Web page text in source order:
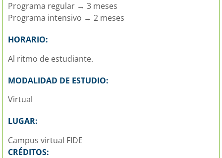
Programa regular → 3 meses
Programa intensivo → 2 meses
HORARIO:
Al ritmo de estudiante.
MODALIDAD DE ESTUDIO:
Virtual
LUGAR:
Campus virtual FIDE
CRÉDITOS: